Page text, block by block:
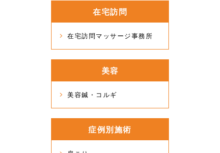
在宅訪問
在宅訪問マッサージ事務所
美容
美容鍼・コルギ
症例別施術